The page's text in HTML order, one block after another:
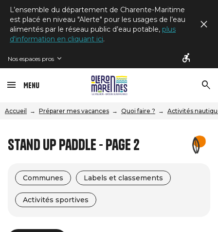
L’ensemble du département de Charente-Maritime
est placé en niveau "Alerte" pour les usages de l’eau
alimentés par le réseau public d’eau potable, plus
d'information en cliquant ici.
Nos espaces pros
Menu
Accueil Préparer mes vacances Quoi faire ? Activités
Stand Up Paddle - Page 2
Communes Labels et classements
Activités sportives